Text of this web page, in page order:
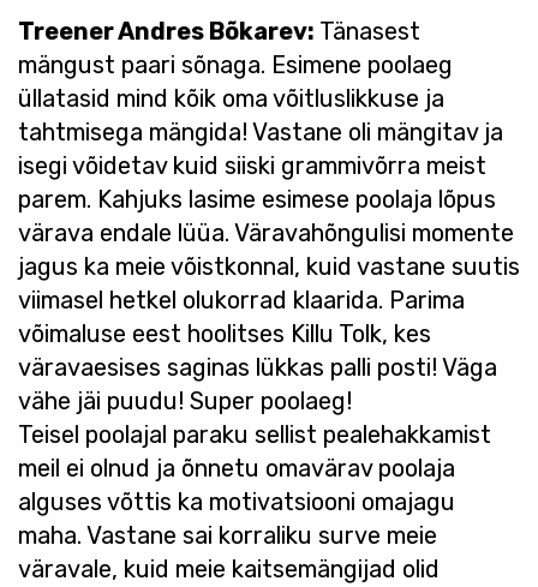
Treener Andres Bõkarev: Tänasest
mängust paari sõnaga. Esimene poolaeg
üllatasid mind kõik oma võitluslikkuse ja
tahtmisega mängida! Vastane oli mängitav ja
isegi võidetav kuid siiski grammivõrra meist
parem. Kahjuks lasime esimese poolaja lõpus
värava endale lüüa. Väravahõngulisi momente
jagus ka meie võistkonnal, kuid vastane suutis
viimasel hetkel olukorrad klaarida. Parima
võimaluse eest hoolitses Killu Tolk, kes
väravaesises saginas lükkas palli posti! Väga
vähe jäi puudu! Super poolaeg!
Teisel poolajal paraku sellist pealehakkamist
meil ei olnud ja õnnetu omavärav poolaja
alguses võttis ka motivatsiooni omajagu
maha. Vastane sai korraliku surve meie
väravale, kuid meie kaitsemängijad olid